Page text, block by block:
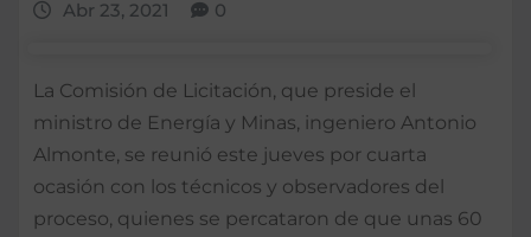
Abr 23, 2021 0
La Comisión de Licitación, que preside el
ministro de Energía y Minas, ingeniero Antonio
Almonte, se reunió este jueves por cuarta
ocasión con los técnicos y observadores del
proceso, quienes se percataron de que unas 60